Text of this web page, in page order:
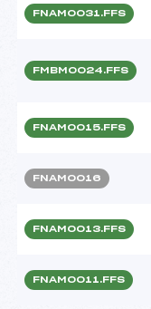
FNAM0031.FFS
FMBM0024.FFS
FNAM0015.FFS
FNAM0016
FNAM0013.FFS
FNAM0011.FFS